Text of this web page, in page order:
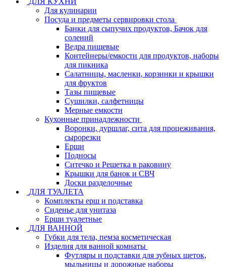
Для кулинарии
Посуда и предметы сервировки стола
Банки для сыпучих продуктов, Бачок для
солений
Ведра пищевые
Контейнеры/емкости для продуктов, наборы
для пикника
Салатницы, масленки, корзинки и крышки
для фруктов
Тазы пищевые
Сушилки, салфетницы
Мерные емкости
Кухонные принадлежности
Воронки, дуршлаг, сита для процеживания,
сырорезки
Ерши
Подносы
Ситечко и Решетка в раковину
Крышки для банок и СВЧ
Доски разделочные
ДЛЯ ТУАЛЕТА
Комплекты ерш и подставка
Сиденье для унитаза
Ерши туалетные
ДЛЯ ВАННОЙ
Губки для тела, пемза косметическая
Изделия для ванной комнаты
Футляры и подставки для зубных щеток,
мыльницы и дорожные наборы